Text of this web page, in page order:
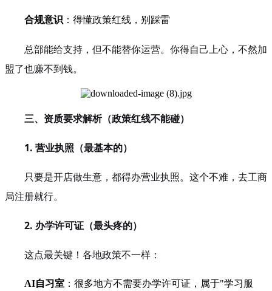
合规意识 ：得懂政策红线，别踩雷
总部能给支持，但不能替你运营。你得自己上心，不然加
盟了也赚不到钱。
三、资质要求解析（政策红线不能碰）
1. 营业执照（最基本的）
只要是开店做生意，都得办营业执照。这个不难，去工商
局注册就行。
2. 办学许可证（最头疼的）
这点最关键！各地政策不一样：
AI自习室 ：很多地方不需要办学许可证，属于"学习服